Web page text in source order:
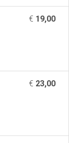
€ 19,00
€ 23,00